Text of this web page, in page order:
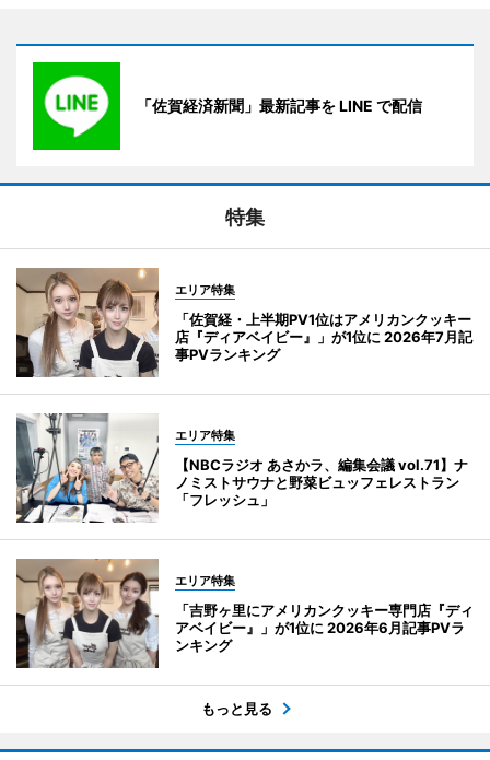
「佐賀経済新聞」最新記事を LINE で配信
特集
エリア特集
「佐賀経・上半期PV1位はアメリカンクッキー
店『ディアベイビー』」が1位に 2026年7月記
事PVランキング
エリア特集
【NBCラジオ あさかラ、編集会議 vol.71】ナ
ノミストサウナと野菜ビュッフェレストラン
「フレッシュ」
エリア特集
「吉野ヶ里にアメリカンクッキー専門店『ディ
アベイビー』」が1位に 2026年6月記事PVラ
ンキング
もっと見る